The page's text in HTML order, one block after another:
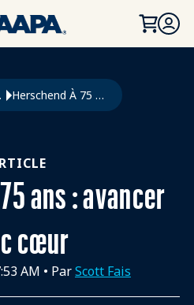
Herschend À 75 Ans : Avancer Avec Cœur
ans : avancer
cœur
AM • ParScott Fais